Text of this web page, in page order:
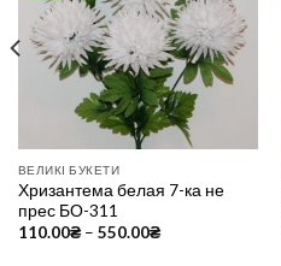
Add to
Wishlist
ВЕЛИКІ БУКЕТИ
Хризантема белая 7-ка не
прес БО-311
110.00₴– 550.00₴